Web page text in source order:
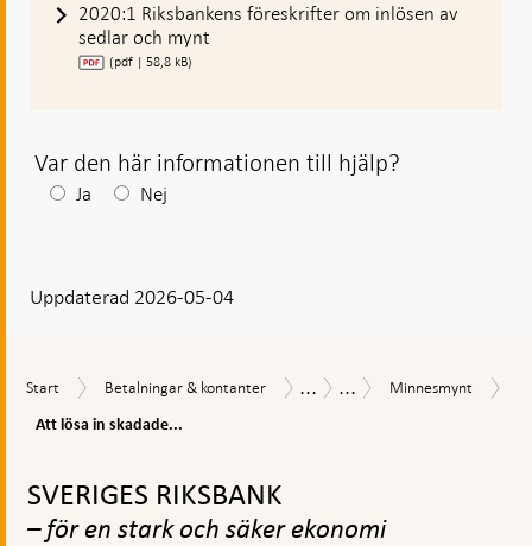
2020:1 Riksbankens föreskrifter om inlösen av
sedlar och mynt
(pdf | 58,8 kB)
Var den här informationen till hjälp?
Efter
visas
Ja Nej
Uppdaterad 2026-05-04
Start
Start
Betalningar
kontanter
Betalningar & kontanter
Sedlar
... Mynt
... Minnesmynt
Minnesmynt
Att lösa in skadade...
toppnavigation
SVERIGES RIKSBANK
– för en stark och säker ekonomi